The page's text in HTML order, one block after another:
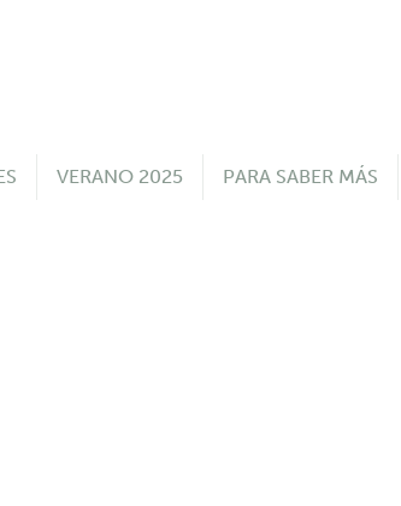
VERANO 2025 PARA SABER MÁS